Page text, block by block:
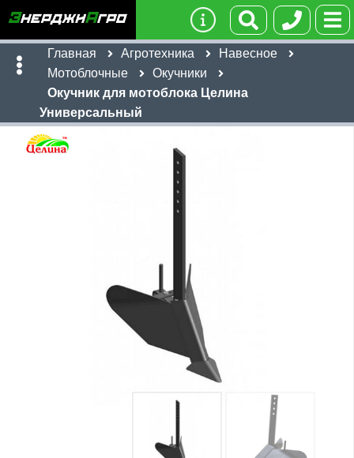
Главная Агротехника
Навесное
Мотоблочные
Окучники
Окучник для мотоблока Целина
Универсальный
обработку персональных данных
Заказать
Имя:
Отправить